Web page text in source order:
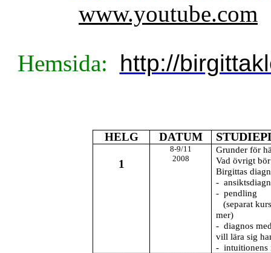
www.youtube.com
Hemsida: http://
HELG DATUM
1
8-9/11
2008
Grunder för
Vad övrigt
Birgittas
-
- pendling
(separat
mer)
- diagnos
vill lära sig
-